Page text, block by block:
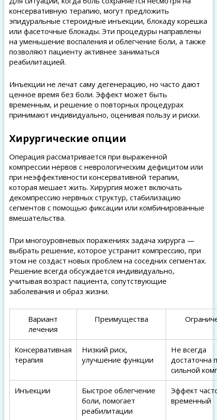
консервативную терапию, могут предложить
эпидуральные стероидные инъекции, блокаду корешка
или фасеточные блокады. Эти процедуры направлены
на уменьшение воспаления и облегчение боли, а также
позволяют пациенту активнее заниматься
реабилитацией.
Инъекции не лечат саму дегенерацию, но часто дают
ценное время без боли. Эффект может быть
временным, и решение о повторных процедурах
принимают индивидуально, оценивая пользу и риски.
Хирургические опции
Операция рассматривается при выраженной
компрессии нервов с неврологическим дефицитом или
при неэффективности консервативной терапии,
которая мешает жить. Хирургия может включать
декомпрессию нервных структур, стабилизацию
сегментов с помощью фиксации или комбинированные
вмешательства.
При многоуровневых поражениях задача хирурга —
выбрать решение, которое устранит компрессию, при
этом не создаст новых проблем на соседних сегментах.
Решение всегда обсуждается индивидуально,
учитывая возраст пациента, сопутствующие
заболевания и образ жизни.
Вариант
лечения
Преимущества
Консервативная
терапия
Низкий риск,
улучшение функции
Не всегда
достаточна
сильной
Инъекции
Быстрое облегчение
боли, помогает
реабилитации
Эффект
временный